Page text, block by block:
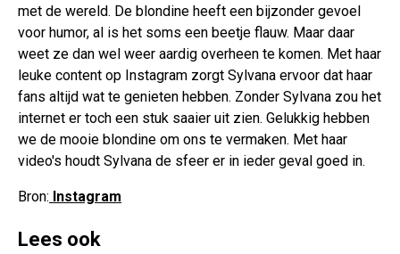
met de wereld. De blondine heeft een bijzonder gevoel
voor humor, al is het soms een beetje flauw. Maar daar
weet ze dan wel weer aardig overheen te komen. Met haar
leuke content op Instagram zorgt Sylvana ervoor dat haar
fans altijd wat te genieten hebben. Zonder Sylvana zou het
internet er toch een stuk saaier uit zien. Gelukkig hebben
we de mooie blondine om ons te vermaken. Met haar
video's houdt Sylvana de sfeer er in ieder geval goed in.
Bron: Instagram
Lees ook